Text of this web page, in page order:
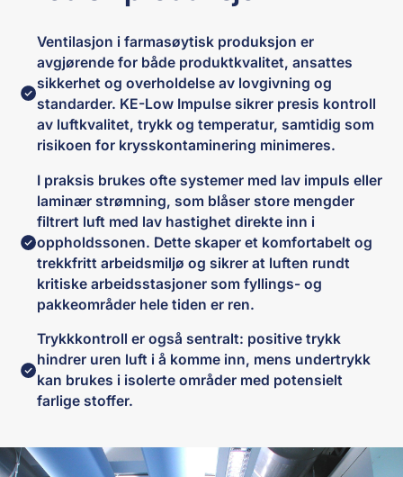
Ventilasjon i farmasøytisk produksjon er
avgjørende for både produktkvalitet, ansattes
sikkerhet og overholdelse av lovgivning og
standarder. KE-Low Impulse sikrer presis kontroll
av luftkvalitet, trykk og temperatur, samtidig som
risikoen for krysskontaminering minimeres.
I praksis brukes ofte systemer med lav impuls eller
laminær strømning, som blåser store mengder
filtrert luft med lav hastighet direkte inn i
oppholdssonen. Dette skaper et komfortabelt og
trekkfritt arbeidsmiljø og sikrer at luften rundt
kritiske arbeidsstasjoner som fyllings- og
pakkeområder hele tiden er ren.
Trykkkontroll er også sentralt: positive trykk
hindrer uren luft i å komme inn, mens undertrykk
kan brukes i isolerte områder med potensielt
farlige stoffer.